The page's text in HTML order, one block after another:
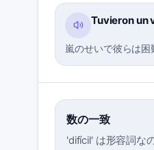
Tuvieron un
嵐のせいで彼らは困
数の一致
'difícil' は形容詞な